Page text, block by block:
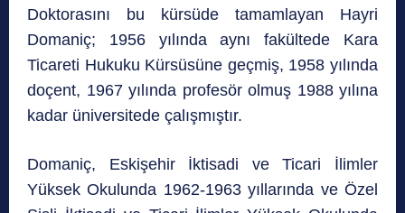
Doktorasını bu kürsüde tamamlayan Hayri
Domaniç; 1956 yılında aynı fakültede Kara
Ticareti Hukuku Kürsüsüne geçmiş, 1958 yılında
doçent, 1967 yılında profesör olmuş 1988 yılına
kadar üniversitede çalışmıştır.
Domaniç, Eskişehir İktisadi ve Ticari İlimler
Yüksek Okulunda 1962-1963 yıllarında ve Özel